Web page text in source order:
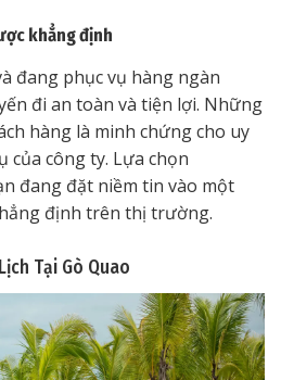
khẳng định
đang phục vụ hàng ngàn
đi an toàn và tiện lợi. Những
hàng là minh chứng cho uy
của công ty. Lựa chọn
đang đặt niềm tin vào một
định trên thị trường.
Tại Gò Quao